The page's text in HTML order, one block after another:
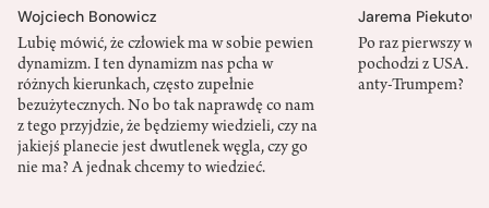
Wojciech Bonowicz
Lubię mówić, że człowiek ma w sobie pewien
dynamizm. I ten dynamizm nas pcha w
różnych kierunkach, często zupełnie
bezużytecznych. No bo tak naprawdę co nam
z tego przyjdzie, że będziemy wiedzieli, czy na
jakiejś planecie jest dwutlenek węgla, czy go
nie ma? A jednak chcemy to wiedzieć.
Jarema
Po raz pierwszy w
pochodzi z USA.
anty-Trumpem?